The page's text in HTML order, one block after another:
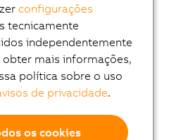
configurações
tecnicamente
independentemente
obter mais informações,
política sobre o uso
de privacidade.
os cookies